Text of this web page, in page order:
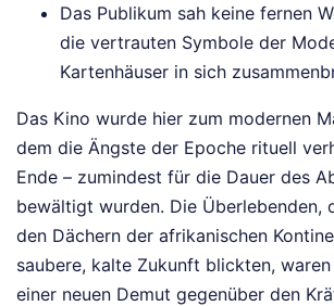
Das Publikum sah keine fernen
die vertrauten Symbole der
Kartenhäuser in sich
Das Kino wurde hier zum modernen
dem die Ängste der Epoche rituell
Ende – zumindest für die Dauer des
bewältigt wurden. Die Überlebenden,
den Dächern der afrikanischen
saubere, kalte Zukunft blickten,
einer neuen Demut gegenüber den